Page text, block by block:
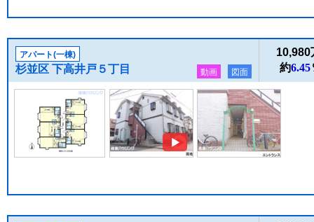
アパート(一棟)
杉並区 下高井戸５丁目 図面
動画
10,980
約6.45